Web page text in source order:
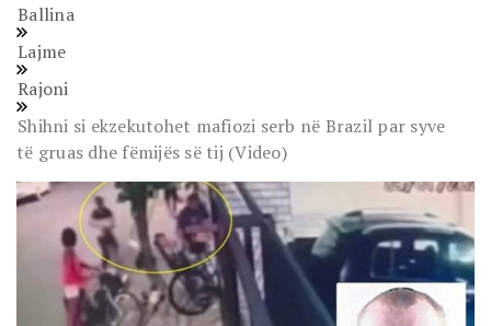
Ballina
Lajme
Rajoni
Shihni si ekzekutohet mafiozi serb në Brazil par syve
të gruas dhe fëmijës së tij (Video)